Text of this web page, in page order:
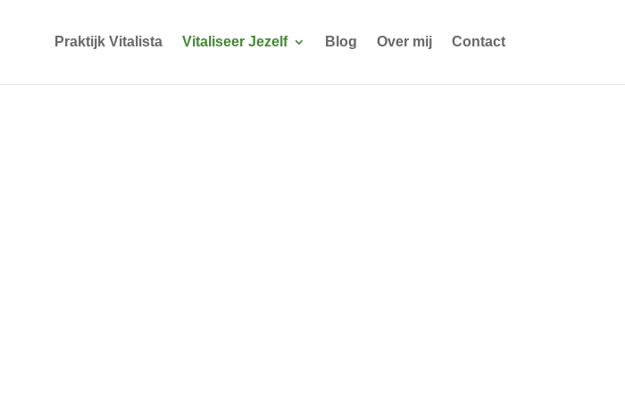
Praktijk Vitalista Vitaliseer Jezelf Blog Over mij Contact